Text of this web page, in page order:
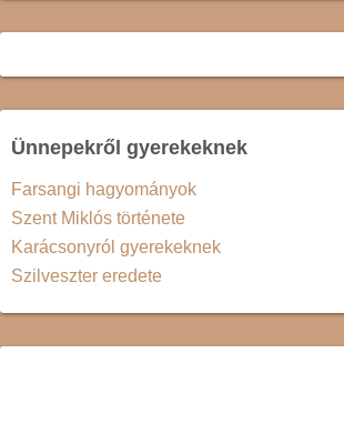
Ünnepekről gyerekeknek
Farsangi hagyományok
Szent Miklós története
Karácsonyról gyerekeknek
Szilveszter eredete